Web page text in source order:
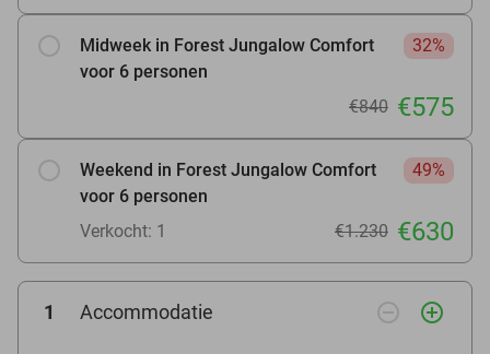
Midweek in Forest Jungalow Comfort
voor 6 personen
32%
€840 €575
Weekend in Forest Jungalow Comfort
voor 6 personen
49%
Verkocht: 1 €1.230 €630
1 Accommodatie remove_circle_outline add_circle_outline